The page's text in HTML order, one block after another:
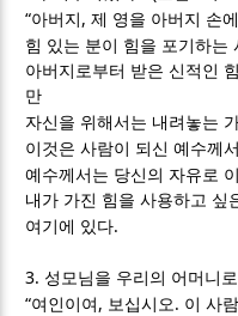
“아버지 ,제 영을 아버지 손
힘 있는 분이 힘을 포기하는
아버지로부터 받은 신적인
만
자신을 위해서는 내려놓는
이것은 사람이 되신 예수께
예수께서는 당신의 자유로
내가 가진 힘을 사용하고 싶
여기에 있다.
3. 성모님을 우리의 어머니
“여인이여 , 보십시오 . 이 사